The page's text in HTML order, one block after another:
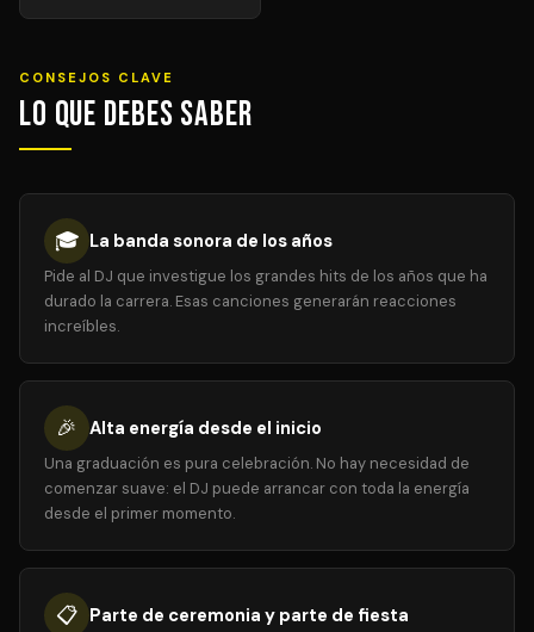
CONSEJOS CLAVE
Lo que debes saber
🎓 La banda sonora de los años
Pide al DJ que investigue los grandes hits de los años que ha
durado la carrera. Esas canciones generarán reacciones
increíbles.
🎉 Alta energía desde el inicio
Una graduación es pura celebración. No hay necesidad de
comenzar suave: el DJ puede arrancar con toda la energía
desde el primer momento.
📋 Parte de ceremonia y parte de fiesta